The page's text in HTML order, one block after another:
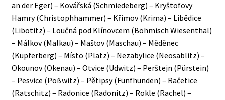
an der Eger) – Kovářská (Schmiedeberg) – Kryštofovy
Hamry (Christophhammer) – Křimov (Krima) – Libědice
(Libotitz) – Loučná pod Klínovcem (Böhmisch Wiesenthal)
– Málkov (Malkau) – Mašťov (Maschau) – Měděnec
(Kupferberg) – Místo (Platz) – Nezabylice (Neosablitz) –
Okounov (Okenau) – Otvice (Udwitz) – Perštejn (Pürstein)
– Pesvice (Pößwitz) – Pětipsy (Fünfhunden) – Račetice
(Ratschitz) – Radonice (Radonitz) – Rokle (Rachel) –